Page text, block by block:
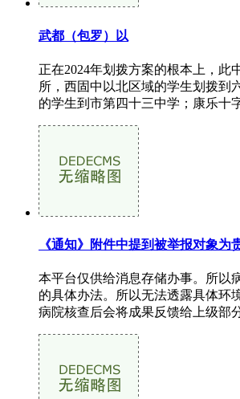
武都（包罗）以
正在2024年划拨方案的根本上，此
所，西固中以北区域的学生划拨到
的学生到市第四十三中学；康乐十
《通知》附件中提到被举报对象为
本平台仅供给消息存储办事。所以
的具体办法。所以无法透露具体环
病院核查后会将成果反馈给上级部